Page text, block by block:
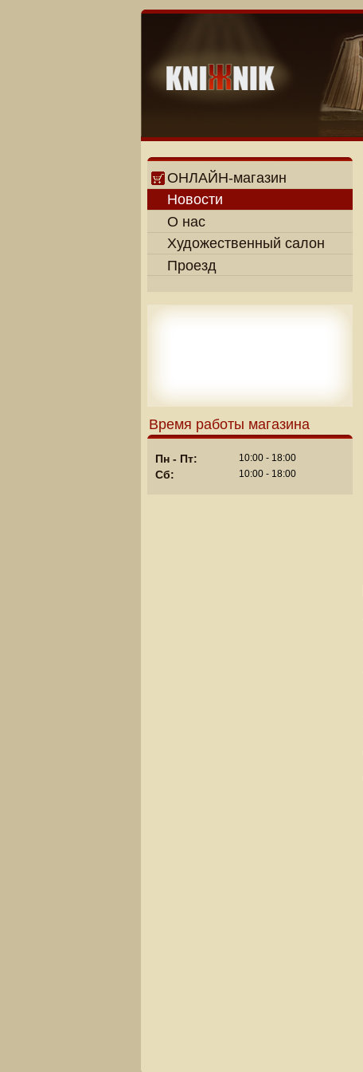
ОНЛАЙН-магазин
Новости
О нас
Художественный салон
Проезд
Время работы магазина
Пн - Пт: 10:00 - 18:00
Сб: 10:00 - 18:00